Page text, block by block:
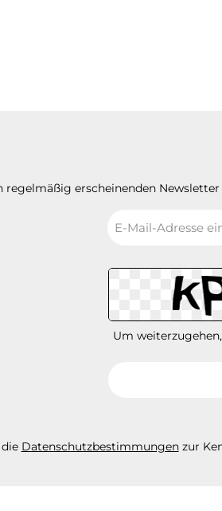
regelmäßig erscheinenden
Mail-
*
Um
Datenschutzbestimmungenzur